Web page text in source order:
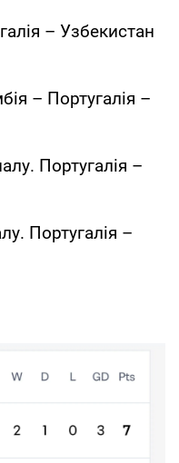
– Узбекистан
– Португалія –
Португалія –
Португалія –